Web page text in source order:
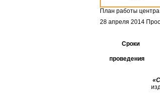
План работы центра
28 апреля 2014
Сроки
проведения